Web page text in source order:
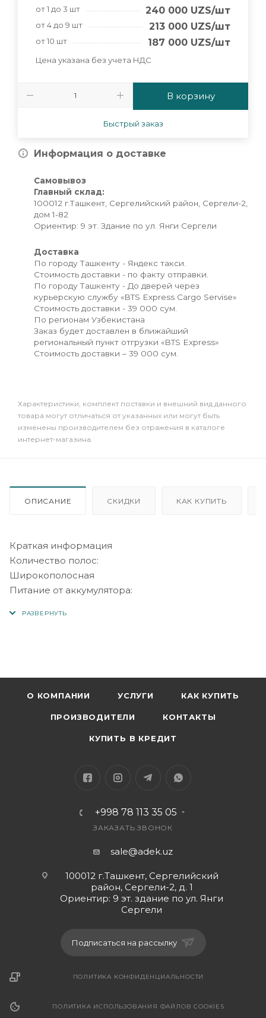
от 1 до 3 шт 240 000 UZS/шт
от 4 до 9 шт 213 000 UZS/шт
от 10 шт 187 000 UZS/шт
Цена указана без учета НДС
В корзину
Быстрый заказ
Информация о доставке
Самовывоз
Главный склад:
100012 г.Ташкент, Сергелийский район, Сергели-2,
дом 1-82
Ориентир: 9 эт. Здание по ул. Янги Сергели
Доставка
По городу Ташкенту - Яндекс такси.
Стоимость доставки - по факту отправки.
По городу Ташкенту - До дверей через
курьерскую службу «BTS Express Cargo Servise»
Стоимость доставки - 39 000 сум.
По регионам Узбекистана
Заказ будет доставлен в ближайший
региональный пункт отгрузки «BTS Express»
Стоимость доставки – 39 000 сум.
Xарактеристики, комплект поставки и внешний вид данного
товара могут отличаться от указанных или могут быть
изменены производителем без отражения в каталоге
интернет-магазина.
ОПИСАНИЕ СКИДКИ КАК КУПИТЬ
Краткая информация
Количество полос:
Широкополосная
Питание от аккумулятора:
Каналы:
2 (2.0)
Батарея, Постоянный ток
Портативный
CBM:
Battery capacity:
О КОМПАНИИ УСЛУГИ КАК КУПИТЬ
ПРОИЗВОДИТЕЛИ КОНТАКТЫ
КУПИТЬ В КРЕДИТ
+998 78 113 35 05
ЗАКАЗАТЬ ЗВОНОК
sale@adek.uz
100012 г.Ташкент, Сергелийский
район, Сергели-2, д. 1
Ориентир: 9 эт. здание по ул. Янги
Сергели
Подписаться на рассылку
ПОЛИТИКА КОНФИДЕНЦИАЛЬНОСТИ
ПОЛИТИКА ИСПОЛЬЗОВАНИЯ ФАЙЛОВ COOKIES